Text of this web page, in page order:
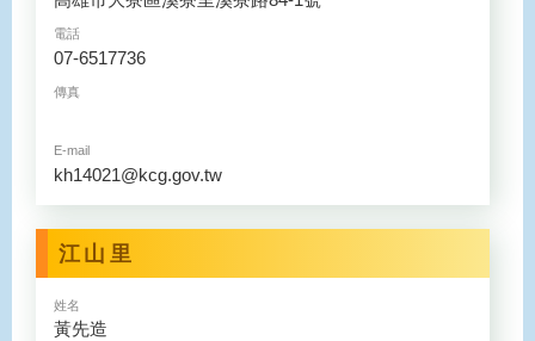
電話
07-6517736
傳真
E-mail
kh14021@kcg.gov.tw
江山里
姓名
黃先造